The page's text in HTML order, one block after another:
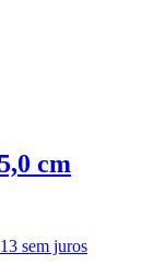
cm
sem juros